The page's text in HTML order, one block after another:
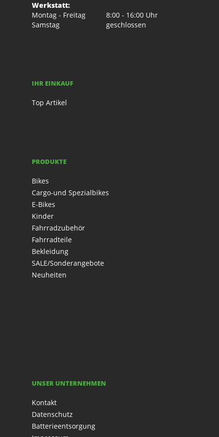
Werkstatt:
Montag - Freitag
8:00 - 16:00 Uhr
Samstag
geschlossen
IHR EINKAUF
Top Artikel
PRODUKTE
Bikes
Cargo-und Spezialbikes
E-Bikes
Kinder
Fahrradzubehör
Fahrradteile
Bekleidung
SALE/Sonderangebote
Neuheiten
UNSER UNTERNEHMEN
Kontakt
Datenschutz
Batterieentsorgung